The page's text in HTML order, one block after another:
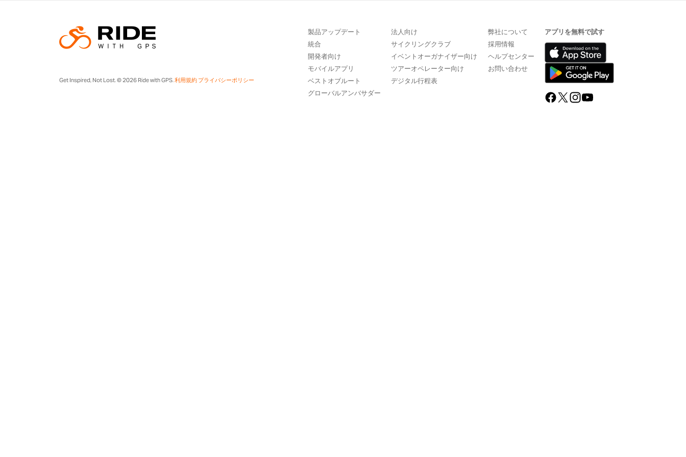
Get Inspired, Not Lost. © 2026 Ride with GPS.利用規約 プライバシーポリシー
製品アップデート
統合
開発者向け
モバイルアプリ
ベストオブルート
グローバルアンバサダー
法人向け
サイクリングクラブ
イベントオーガナイザー向け
ツアーオペレーター向け
デジタル行程表
弊社について
採用情報
ヘルプセンター
お問い合わせ
アプリを無料で試す